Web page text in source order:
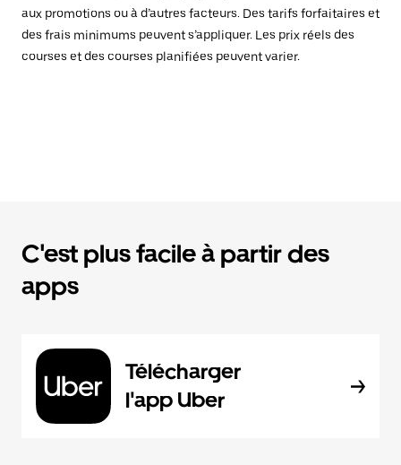
aux promotions ou à d’autres facteurs. Des tarifs forfaitaires et
des frais minimums peuvent s’appliquer. Les prix réels des
courses et des courses planifiées peuvent varier.
C'est plus facile à partir des
apps
Télécharger
l'app Uber